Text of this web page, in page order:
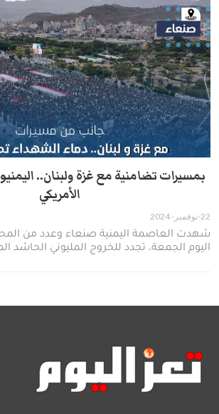
بمسيرات تضامنية مع غزة ولبنان..
الأمريكي
22-نوفمبر- 2024
شهدت العاصمة اليمنية صنعاء وعدد من
اليوم الجمعة، تجدد للخروج المليوني الحاشد